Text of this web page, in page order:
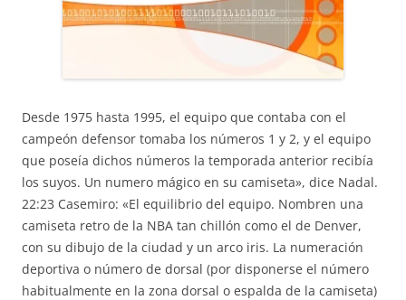
Desde 1975 hasta 1995, el equipo que contaba con el
campeón defensor tomaba los números 1 y 2, y el equipo
que poseía dichos números la temporada anterior recibía
los suyos. Un numero mágico en su camiseta», dice Nadal.
22:23 Casemiro: «El equilibrio del equipo. Nombren una
camiseta retro de la NBA tan chillón como el de Denver,
con su dibujo de la ciudad y un arco iris. La numeración
deportiva o número de dorsal (por disponerse el número
habitualmente en la zona dorsal o espalda de la camiseta)